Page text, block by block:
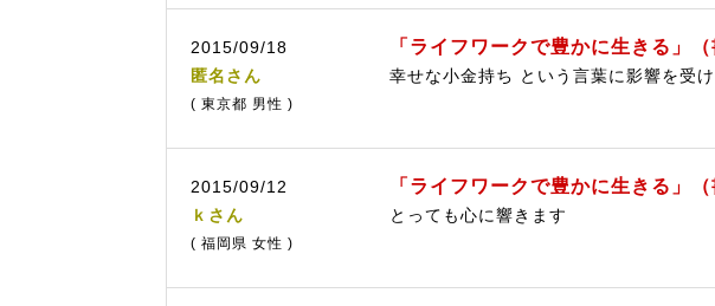
2015/09/18
匿名さん
( 東京都 男性 )
「ライフワークで豊かに生きる」
幸せな小金持ち という言葉に影響を受
2015/09/12
ｋさん
( 福岡県 女性 )
「ライフワークで豊かに生きる」
とっても心に響きます